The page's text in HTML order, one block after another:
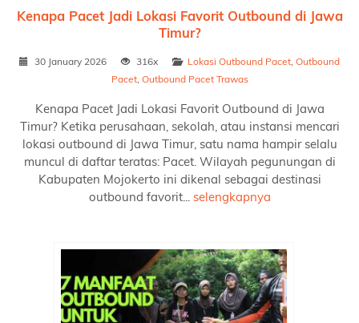
Kenapa Pacet Jadi Lokasi Favorit Outbound di Jawa
Timur?
30 January 2026 316x Lokasi Outbound Pacet, Outbound
Pacet, Outbound Pacet Trawas
Kenapa Pacet Jadi Lokasi Favorit Outbound di Jawa
Timur? Ketika perusahaan, sekolah, atau instansi mencari
lokasi outbound di Jawa Timur, satu nama hampir selalu
muncul di daftar teratas: Pacet. Wilayah pegunungan di
Kabupaten Mojokerto ini dikenal sebagai destinasi
outbound favorit... selengkapnya